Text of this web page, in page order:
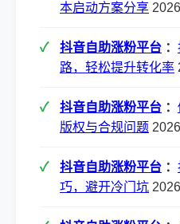
本启动方案分享
抖音自助涨粉平台 ：
路，轻松提升转化率
抖音自助涨粉平台 ：
版权与合规问题
抖音自助涨粉平台 ：
巧，避开冷门坑